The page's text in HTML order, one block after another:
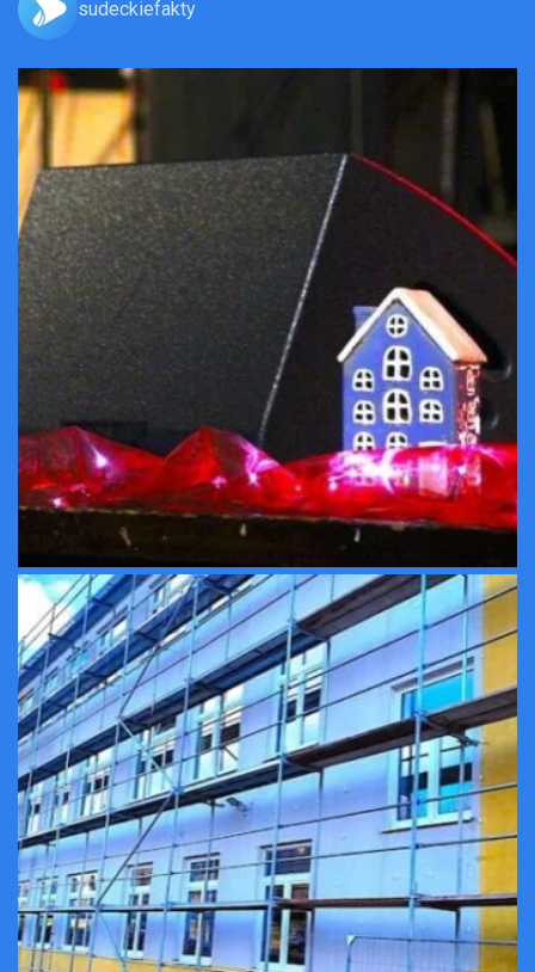
sudeckiefakty